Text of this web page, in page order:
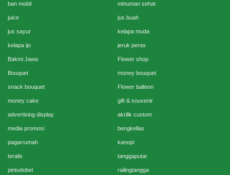
ban mobil minuman sehat
juice jus buah
jus sayur kelapa muda
kelapa ijo jeruk peras
Bakmi Jawa Flower shop
Bouquet money bouquet
snack bouquet Flower balloon
money cake gift & souvenir
advertising display akrilik custom
media promosi bengkellas
pagarrumah kanopi
teralis tanggaputar
pintudobel railingtangga